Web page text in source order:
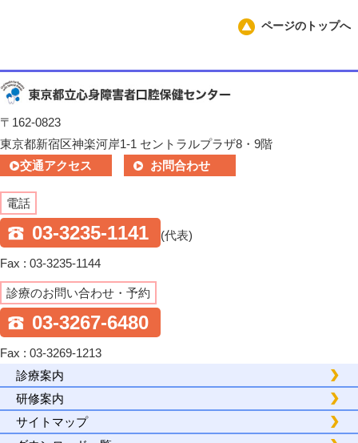
ページのトップへ
〒162-0823
東京都新宿区神楽河岸1-1 セントラルプラザ8・9階
交通アクセス
お問合わせ
電話
03-3235-1141 (代表)
Fax : 03-3235-1144
診療のお問い合わせ・予約
03-3267-6480
Fax : 03-3269-1213
診療案内
研修案内
サイトマップ